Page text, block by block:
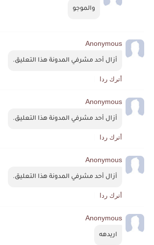
والموجو
Anonymous
أزال أحد مشرفي المدونة هذا التعليق.
أترك ردا
Anonymous
أزال أحد مشرفي المدونة هذا التعليق.
أترك ردا
Anonymous
أزال أحد مشرفي المدونة هذا التعليق.
أترك ردا
Anonymous
اريدهه